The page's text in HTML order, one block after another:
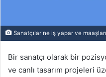
Sanatçılar ne iş yapar ve
Bir sanatçı olarak bir
ve canlı tasarım projeleri